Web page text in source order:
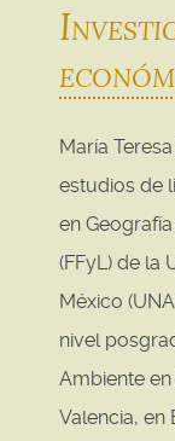
María
estudios de
en
(FFyL) de la
México
nivel
Ambiente
Valencia, en